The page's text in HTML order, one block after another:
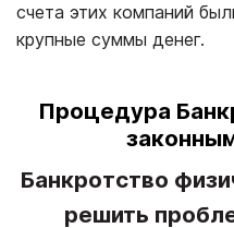
счета этих компаний
крупные суммы денег.
Процедура
Банкротство
решить